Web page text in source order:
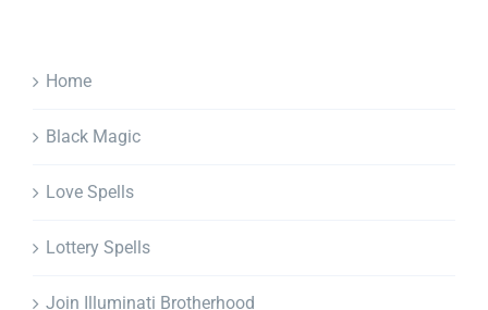
Home
Black Magic
Love Spells
Lottery Spells
Join Illuminati Brotherhood